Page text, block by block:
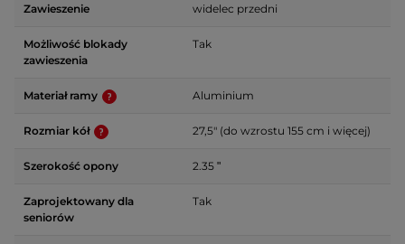
Zawieszenie widelec przedni
Możliwość blokady
zawieszenia
Tak
Materiał ramy Aluminium
Rozmiar kół 27,5" (do wzrostu 155 cm i więcej)
Szerokość opony 2.35 ʺ
Zaprojektowany dla
seniorów
Tak